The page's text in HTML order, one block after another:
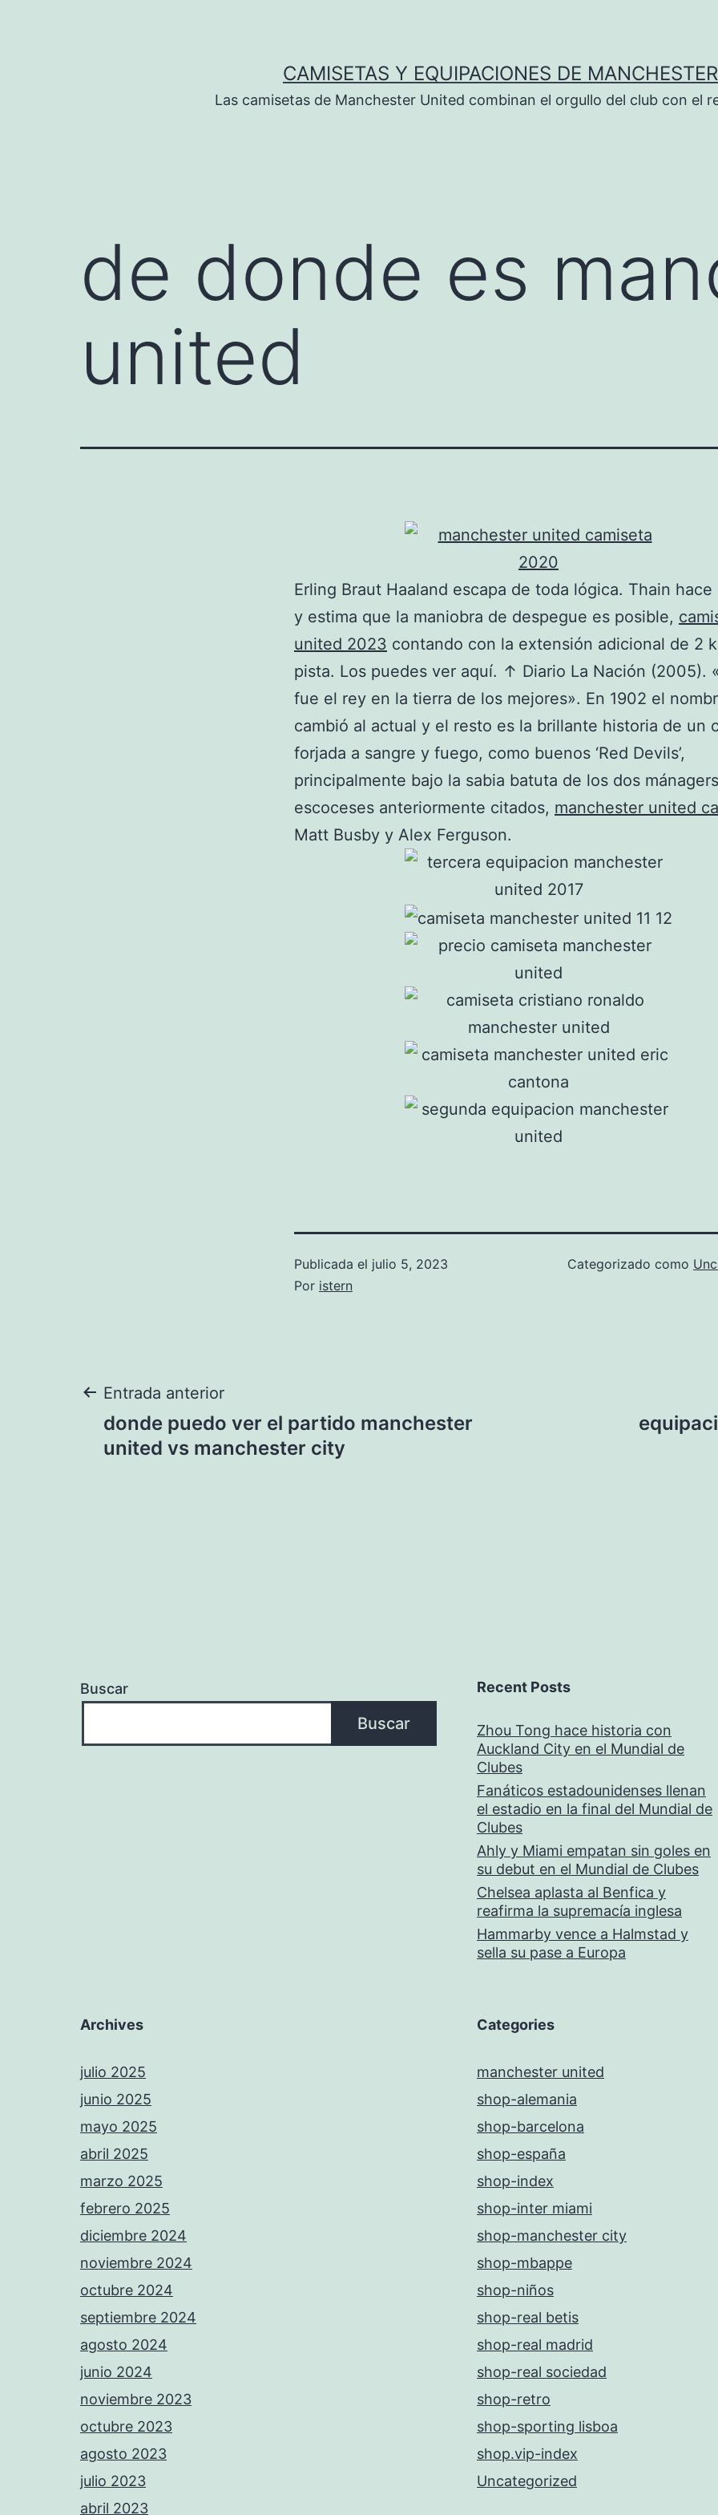
CAMISETAS Y EQUIPACIONES DE
Las camisetas de Manchester United combinan el orgullo del club con el
de donde es
united
Erling Braut Haaland escapa de toda lógica. Thain hace
y estima que la maniobra de despegue es posible,
united 2023 contando con la extensión adicional de 2
pista. Los puedes ver aquí. ↑ Diario La Nación (2005).
fue el rey en la tierra de los mejores». En 1902 el
cambió al actual y el resto es la brillante historia de un
forjada a sangre y fuego, como buenos ‘Red Devils’,
principalmente bajo la sabia batuta de los dos mánagers
escoceses anteriormente citados, manchester united
Matt Busby y Alex Ferguson.
Publicada el julio 5, 2023
Por istern
Categorizado como
Navegación
de
Entrada anterior
donde puedo ver el partido manchester
united vs manchester city
Buscar
Buscar
Recent Posts
Zhou Tong hace historia con
Auckland City en el Mundial de
Clubes
Fanáticos estadounidenses llenan
el estadio en la final del Mundial de
Clubes
Ahly y Miami empatan sin goles en
su debut en el Mundial de Clubes
Chelsea aplasta al Benfica y
reafirma la supremacía inglesa
Hammarby vence a Halmstad y
sella su pase a Europa
Archives
julio 2025
junio 2025
mayo 2025
abril 2025
marzo 2025
febrero 2025
diciembre 2024
noviembre 2024
octubre 2024
septiembre 2024
agosto 2024
junio 2024
noviembre 2023
octubre 2023
agosto 2023
julio 2023
abril 2023
Categories
manchester united
shop-alemania
shop-barcelona
shop-españa
shop-index
shop-inter miami
shop-manchester city
shop-mbappe
shop-niños
shop-real betis
shop-real madrid
shop-real sociedad
shop-retro
shop-sporting lisboa
shop.vip-index
Uncategorized